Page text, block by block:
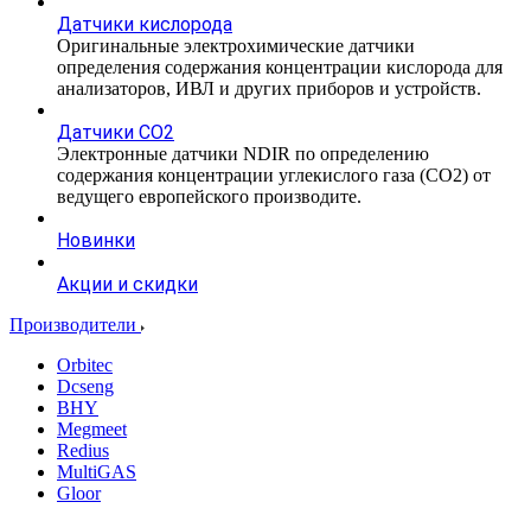
Датчики кислорода
Оригинальные электрохимические датчики
определения содержания концентрации кислорода для
анализаторов, ИВЛ и других приборов и устройств.
Датчики CO2
Электронные датчики NDIR по определению
содержания концентрации углекислого газа (СО2) от
ведущего европейского производите.
Новинки
Акции и скидки
Производители
Orbitec
Dcseng
BHY
Megmeet
Redius
MultiGAS
Gloor